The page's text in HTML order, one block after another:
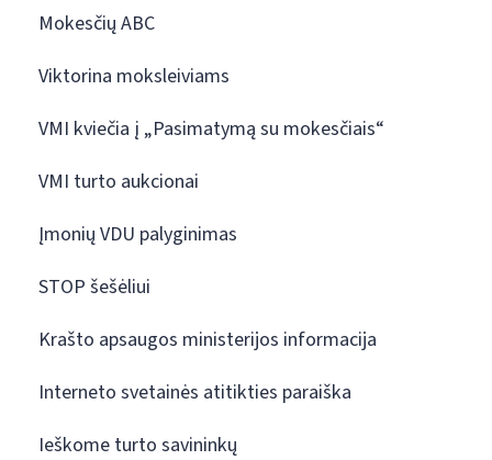
Mokesčių ABC
Viktorina moksleiviams
VMI kviečia į „Pasimatymą su mokesčiais“
VMI turto aukcionai
Įmonių VDU palyginimas
STOP šešėliui
Krašto apsaugos ministerijos informacija
Interneto svetainės atitikties paraiška
Ieškome turto savininkų